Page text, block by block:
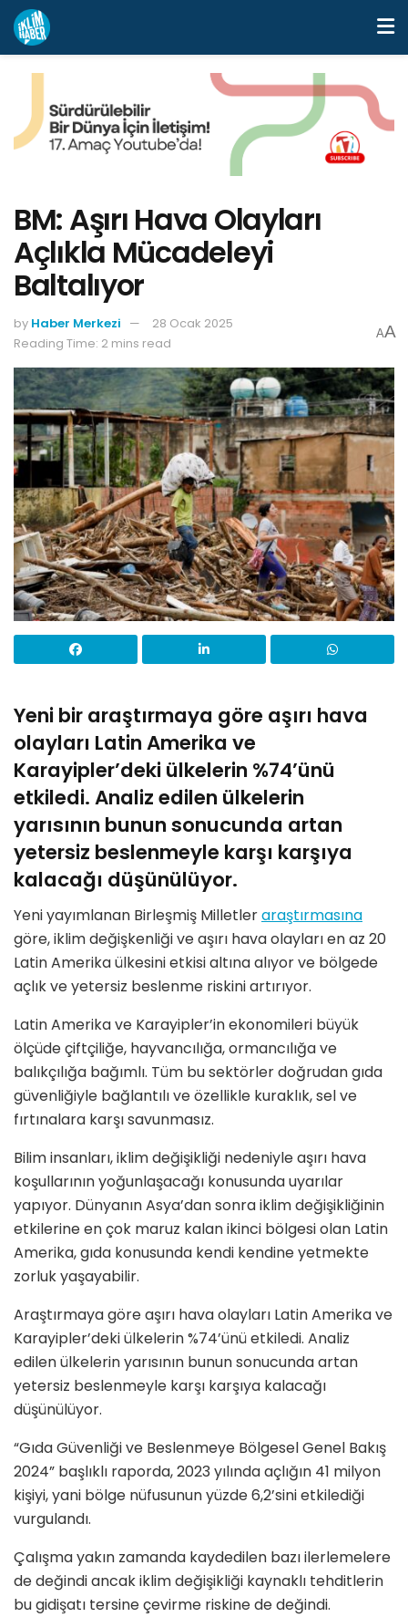
BM: Aşırı Hava Olayları
Açlıkla Mücadeleyi
Baltalıyor
by Haber Merkezi
28 Ocak 2025
Reading Time: 2 mins read
AA
Yeni bir araştırmaya göre aşırı hava
olayları Latin Amerika ve
Karayipler’deki ülkelerin %74’ünü
etkiledi. Analiz edilen ülkelerin
yarısının bunun sonucunda artan
yetersiz beslenmeyle karşı karşıya
kalacağı düşünülüyor.
Yeni yayımlanan Birleşmiş Milletleraraştırmasına
göre, iklim değişkenliği ve aşırı hava olayları en az 20
Latin Amerika ülkesini etkisi altına alıyor ve bölgede
açlık ve yetersiz beslenme riskini artırıyor.
Latin Amerika ve Karayipler’in ekonomileri büyük
ölçüde çiftçiliğe, hayvancılığa, ormancılığa ve
balıkçılığa bağımlı. Tüm bu sektörler doğrudan gıda
güvenliğiyle bağlantılı ve özellikle kuraklık, sel ve
fırtınalara karşı savunmasız.
Bilim insanları, iklim değişikliği nedeniyle aşırı hava
koşullarının yoğunlaşacağı konusunda uyarılar
yapıyor. Dünyanın Asya’dan sonra iklim değişikliğinin
etkilerine en çok maruz kalan ikinci bölgesi olan Latin
Amerika, gıda konusunda kendi kendine yetmekte
zorluk yaşayabilir.
Araştırmaya göre aşırı hava olayları Latin Amerika ve
Karayipler’deki ülkelerin %74’ünü etkiledi. Analiz
edilen ülkelerin yarısının bunun sonucunda artan
yetersiz beslenmeyle karşı karşıya kalacağı
düşünülüyor.
“Gıda Güvenliği ve Beslenmeye Bölgesel Genel Bakış
2024” başlıklı raporda, 2023 yılında açlığın 41 milyon
kişiyi, yani bölge nüfusunun yüzde 6,2’sini etkilediği
vurgulandı.
Çalışma yakın zamanda kaydedilen bazı ilerlemelere
de değindi ancak iklim değişikliği kaynaklı tehditlerin
bu gidişatı tersine çevirme riskine de değindi.